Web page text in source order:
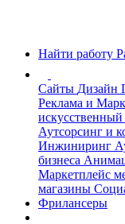
Найти работу
Сайты Дизайн
Реклама и
искусственный
Аутсорсинг и
Инжиниринг
бизнеса
Маркетплейс
магазины
Фрилансеры